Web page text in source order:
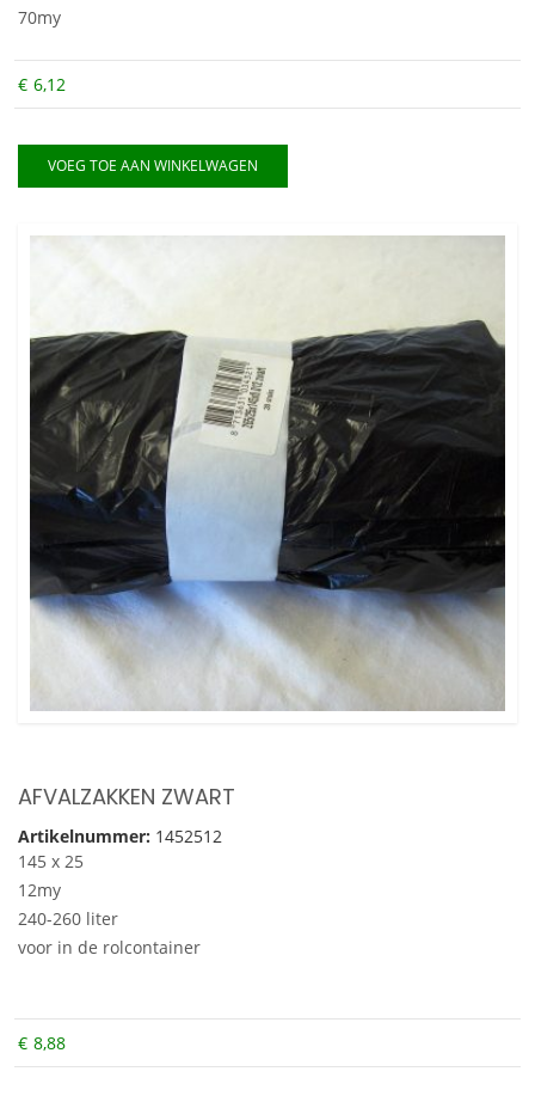
70my
€ 6,12
VOEG TOE AAN WINKELWAGEN
AFVALZAKKEN ZWART
Artikelnummer: 1452512
145 x 25
12my
240-260 liter
voor in de rolcontainer
€ 8,88